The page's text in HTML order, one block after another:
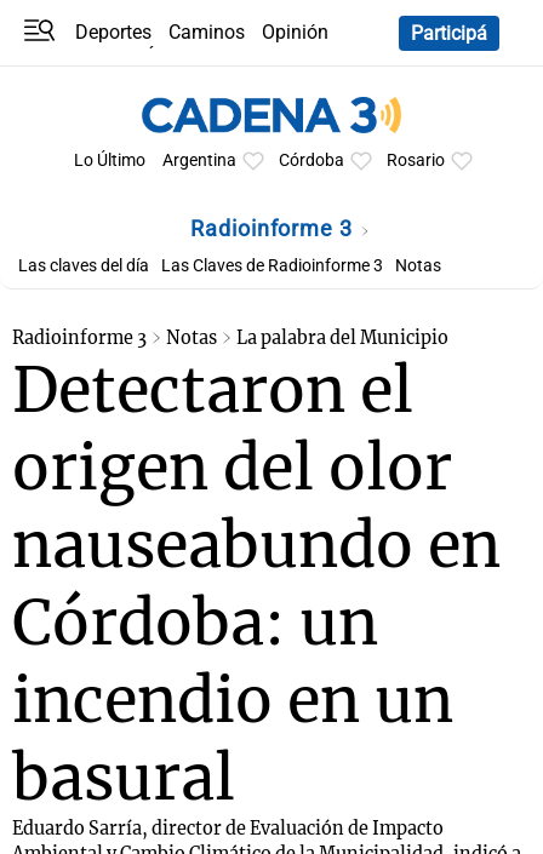
Deportes Caminos
Opinión
Participá
Lo Último Argentina Córdoba Rosario
Radioinforme 3
Las claves del día Las Claves de Radioinforme 3 Notas
Radioinforme 3 Notas La palabra del Municipio
Detectaron el
origen del olor
nauseabundo en
Córdoba: un
incendio en un
basural
Eduardo Sarría, director de Evaluación de Impacto